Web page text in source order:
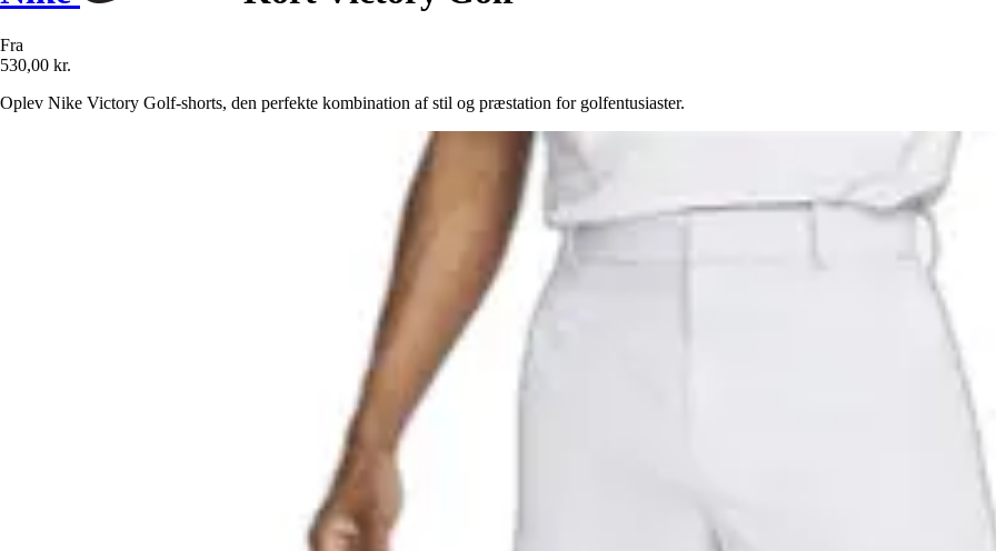
Fra
530,00 kr.
Oplev Nike Victory Golf-shorts, den perfekte kombination af stil og præstation for golfentusiaster.